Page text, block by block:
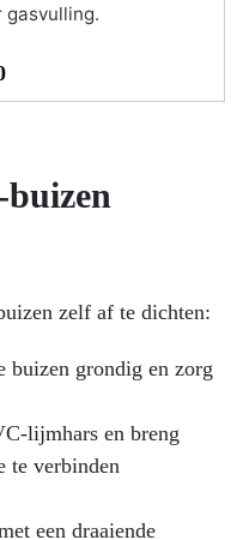
en maak kunst over de
gasvulling.
zelf af te dichten:
buizen grondig en zorg
lijmhars en breng
te verbinden
een draaiende